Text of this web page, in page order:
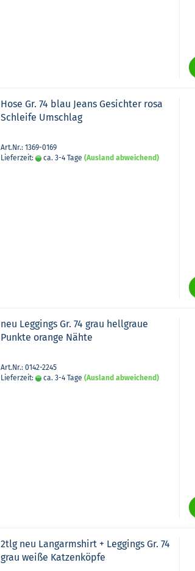
Hose Gr. 74 blau Jeans Ge­sich­ter rosa
Schlei­fe Um­schlag
Art.Nr.: 1369-0169
Lieferzeit:
ca. 3-4 Tage (Ausland abweichend)
neu Leg­gings Gr. 74 grau hell­graue
Punk­te oran­ge Nähte
Art.Nr.: 0142-2245
Lieferzeit:
ca. 3-4 Tage (Ausland abweichend)
2tlg neu Lang­arm­shirt + Leg­gings Gr. 74
grau weiße Kat­zen­köp­fe